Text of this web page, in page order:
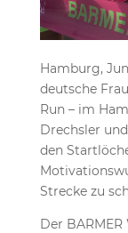
Hamburg,
deutsche
Run – im
Drechsler
den
Strecke zu
Der